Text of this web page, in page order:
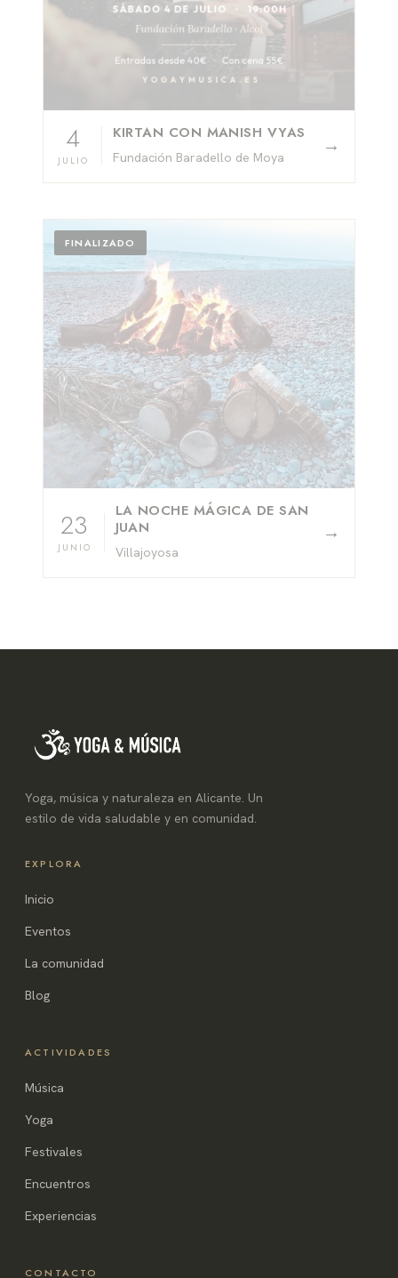
4
JULIO
KIRTAN CON MANISH VYAS
Fundación Baradello de Moya →
FINALIZADO
23
JUNIO
LA NOCHE MÁGICA DE SAN
JUAN
Villajoyosa
→
Yoga, música y naturaleza en Alicante. Un
estilo de vida saludable y en comunidad.
EXPLORA
Inicio
Eventos
La comunidad
Blog
ACTIVIDADES
Música
Yoga
Festivales
Encuentros
Experiencias
CONTACTO